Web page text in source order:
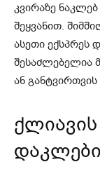
კვირაზე
შეყვანით.
ასეთი ექსპრეს
შესაძლებელია
ან